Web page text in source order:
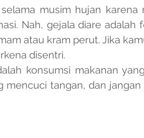
musim hujan karena
Nah, gejala diare adalah
atau kram perut. Jika
disentri.
konsumsi makanan
mencuci tangan, dan